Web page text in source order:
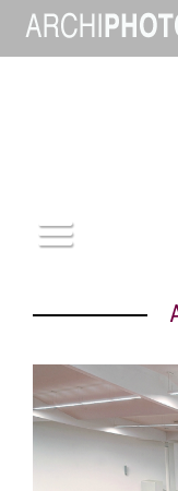
PATRIMOINE
REPORTAGE